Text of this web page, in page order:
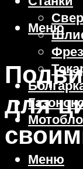
Меню
Меню
для